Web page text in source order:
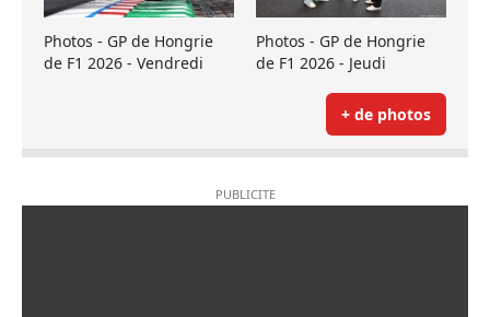
Photos - GP de Hongrie
de F1 2026 - Vendredi
Photos - GP de Hongrie
de F1 2026 - Jeudi
+ de photos